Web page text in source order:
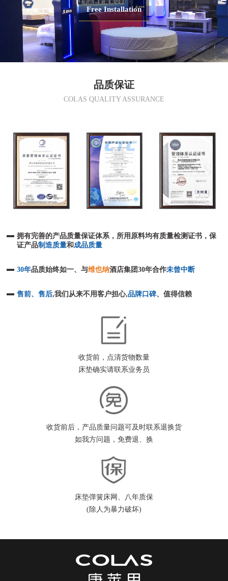
Free Installation
品质保证
COLAS QUALITY ASSURANCE
拥有完善的产品质量保证体系，所用原料均有质量检测证书，保
证产品制造质量和 成品质量
30年品质始终如一、与维也纳酒店集团30年合作未曾中断
售前、售后,我们从来不用客户担心,品牌口碑、值得信赖
收货前，点清货物数量
床垫确实请联系业务员
收货前后，产品质量问题可及时联系退换货
如我方问题，免费退、换
床垫弹簧床网、八年质保
(除人为暴力破坏)